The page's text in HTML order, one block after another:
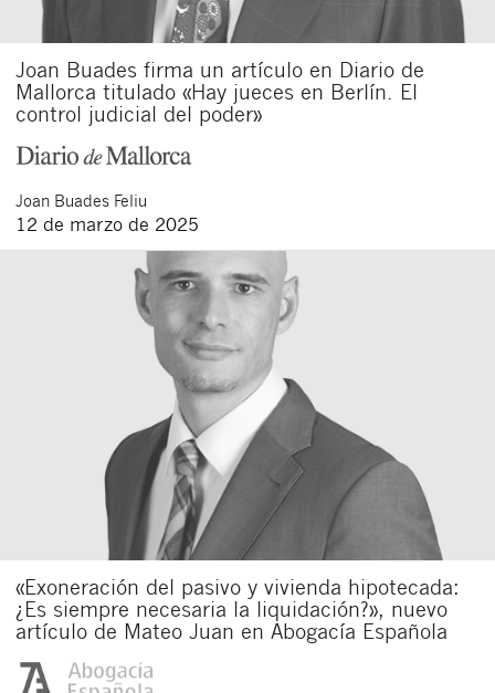
Joan Buades firma un artículo en Diario de
Mallorca titulado «Hay jueces en Berlín. El
control judicial del poder»
Joan Buades Feliu
12 de marzo de 2025
«Exoneración del pasivo y vivienda hipotecada:
¿Es siempre necesaria la liquidación?», nuevo
artículo de Mateo Juan en Abogacía Española